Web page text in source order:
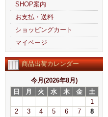
SHOP案内
お支払・送料
ショッピングカート
マイページ
商品出荷カレンダー
今月(2026年8月)
日
月 火 水 木 金
土
1
2
3 4 5 6 7
8